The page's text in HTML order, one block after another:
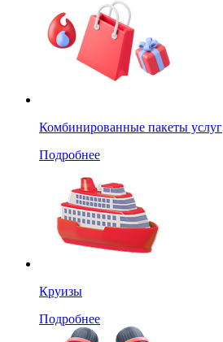
Комбинированные пакеты услуг
Подробнее
Круизы
Подробнее